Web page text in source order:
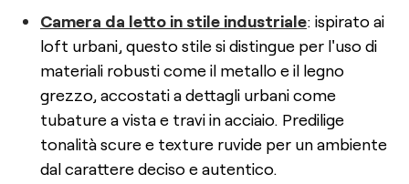
Camera da letto in stile industriale: ispirato ai
loft urbani, questo stile si distingue per l'uso di
materiali robusti come il metallo e il legno
grezzo, accostati a dettagli urbani come
tubature a vista e travi in acciaio. Predilige
tonalità scure e texture ruvide per un ambiente
dal carattere deciso e autentico.